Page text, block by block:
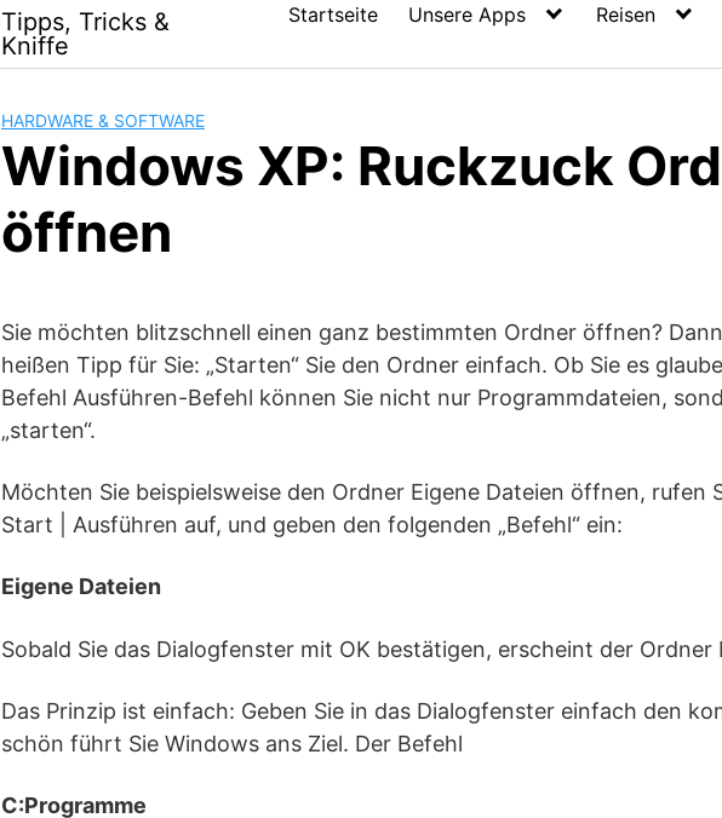
Tipps, Tricks &
Kniffe
Startseite Unsere Apps Reisen
HARDWARE & SOFTWARE
Windows XP: Ruckzuck
öffnen
Sie möchten blitzschnell einen ganz bestimmten Ordner öffnen?
heißen Tipp für Sie: „Starten“ Sie den Ordner einfach. Ob Sie es
Befehl Ausführen-Befehl können Sie nicht nur Programmdateien,
„starten“.
Möchten Sie beispielsweise den Ordner Eigene Dateien öffnen, rufen
Start | Ausführen auf, und geben den folgenden „Befehl“ ein:
Eigene Dateien
Sobald Sie das Dialogfenster mit OK bestätigen, erscheint der Ordner
Das Prinzip ist einfach: Geben Sie in das Dialogfenster einfach den
schön führt Sie Windows ans Ziel. Der Befehl
C:Programme